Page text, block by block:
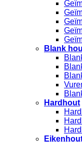
Blank
Hardhout